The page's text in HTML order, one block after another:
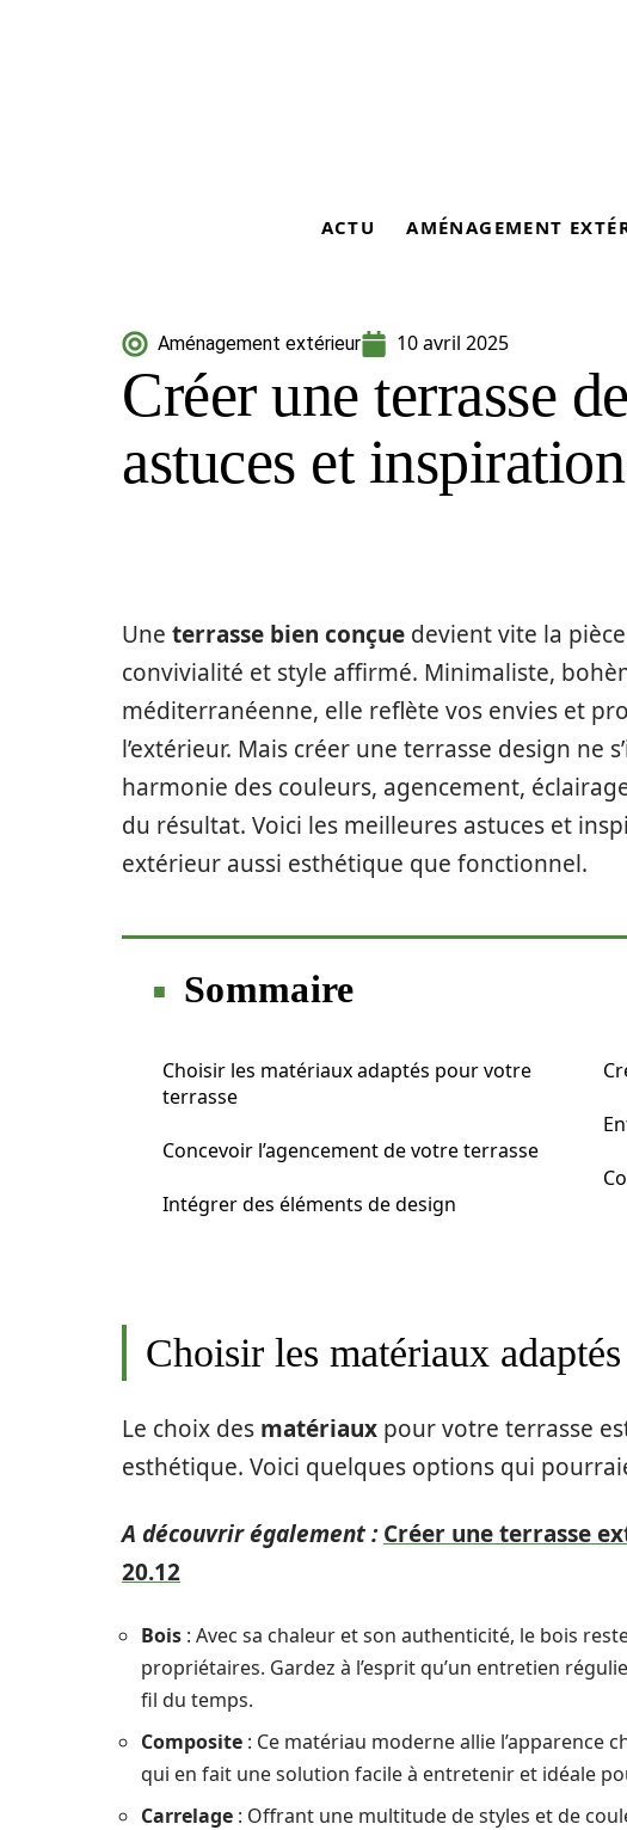
ACTU AMÉNAGEMENT
Aménagement extérieur 10 avril 2025
Créer une terrasse
astuces et
Une terrasse bien conçue devient vite la
convivialité et style affirmé. Minimaliste,
méditerranéenne, elle reflète vos envies et
l’extérieur. Mais créer une terrasse design ne
harmonie des couleurs, agencement,
du résultat. Voici les meilleures astuces et
extérieur aussi esthétique que fonctionnel.
Sommaire
Choisir les matériaux adaptés pour votre
terrasse
Concevoir l’agencement de votre terrasse
Intégrer des éléments de design
Choisir les matériaux
Le choix des matériaux pour votre terrasse
esthétique. Voici quelques options qui
A découvrir également : Créer une terrasse
20.12
Bois : Avec sa chaleur et son authenticité, le bois
propriétaires. Gardez à l’esprit qu’un entretien
fil du temps.
Composite : Ce matériau moderne allie l’apparence
qui en fait une solution facile à entretenir et idéale
Carrelage : Offrant une multitude de styles et de